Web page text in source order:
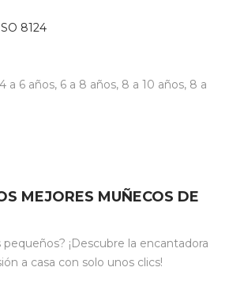
8124
4 a 6 años, 6 a 8 años, 8 a 10 años, 8 a
MEJORES MUÑECOS DE
¡Descubre la encantadora
a casa con solo unos clics!